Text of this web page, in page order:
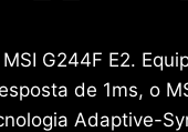
G244F E2.
de 1ms, o
Adaptive-